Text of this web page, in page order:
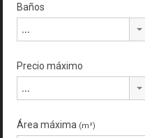
Baños
...
Precio máximo
...
Área máxima (m²)